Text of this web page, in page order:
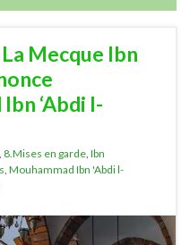
Mecque Ibn
‘Abdi l-
8.Mises en garde Ibn
Mouhammad Ibn 'Abdi l-